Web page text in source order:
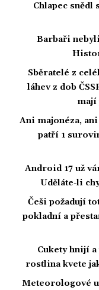
Chlapec snědl
Barbaři
Sběratelé z
láhev z dob
mají
Ani majonéza,
patří 1
Android 17 už
Uděláte-li
Češi požadují
pokladní a
Cukety hnijí
rostlina kvete
Meteorologové